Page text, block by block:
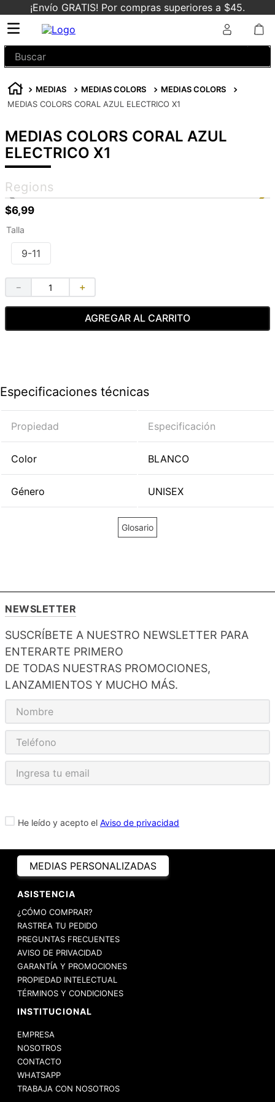
¡Envío GRATIS! Por compras superiores a $45.
Buscar
MEDIAS MEDIAS COLORS
MEDIAS COLORS
MEDIAS COLORS CORAL AZUL ELECTRICO X1
MEDIAS COLORS CORAL AZUL
ELECTRICO X1
Regions
$6,99
Talla
9-11
＋
－
AGREGAR AL CARRITO
Especificaciones técnicas
Propiedad Especificación
Color BLANCO
Género UNISEX
Glosario
NEWSLETTER
SUSCRÍBETE A NUESTRO NEWSLETTER PARA
ENTERARTE PRIMERO
DE TODAS NUESTRAS PROMOCIONES,
LANZAMIENTOS Y MUCHO MÁS.
He leído y acepto el Aviso de privacidad
MEDIAS PERSONALIZADAS
ASISTENCIA
¿CÓMO COMPRAR?
RASTREA TU PEDIDO
PREGUNTAS FRECUENTES
AVISO DE PRIVACIDAD
GARANTÍA Y PROMOCIONES
PROPIEDAD INTELECTUAL
TÉRMINOS Y CONDICIONES
INSTITUCIONAL
EMPRESA
NOSOTROS
CONTACTO
WHATSAPP
TRABAJA CON NOSOTROS